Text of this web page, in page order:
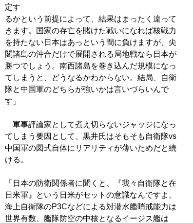
定す
るかという前提によって、結果はまったく違って
きます。国家の存亡を賭けた戦いになれば核戦力
を持たない日本はあっという間に負けますが、尖
閣諸島の沖合だけで展開される局地戦なら日本が
勝つでしょう。南西諸島を巻き込んだ規模になっ
てしまうと、どうなるかわからない。結局、自衛
隊と中国軍のどちらが強いかは言いづらいんで
す」
軍事評論家として煮え切らないジャッジになっ
てしまう要因として、黒井氏はそもそも自衛隊vs
中国軍の図式自体にリアリティが薄いためだと続
ける。
「日本の防衛関係者に聞くと、『我々自衛隊と在
日米軍』という日米がセットの意識なんですよ。
海上自衛隊のP3Cなどによる対潜水艦哨戒能力は
世界有数、艦隊防空の中核となるイージス艦は